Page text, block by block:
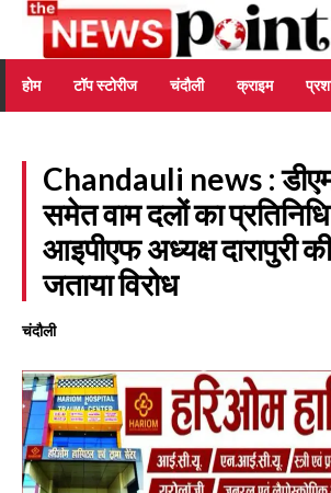
होम टॉप स्टोरीज चंदौली क्राइम
Chandauli news : डीएम
समेत वाम दलों का
आइपीएफ अध्यक्ष दारापुरी
जताया विरोध
चंदौली